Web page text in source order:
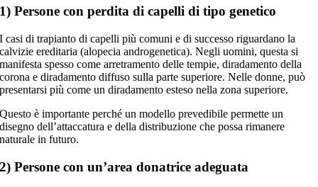
1) Persone con perdita di capelli di tipo genetico
I casi di trapianto di capelli più comuni e di successo riguardano la
calvizie ereditaria (alopecia androgenetica). Negli uomini, questa si
manifesta spesso come arretramento delle tempie, diradamento della
corona e diradamento diffuso sulla parte superiore. Nelle donne, può
presentarsi più come un diradamento esteso nella zona superiore.
Questo è importante perché un modello prevedibile permette un
disegno dell’attaccatura e della distribuzione che possa rimanere
naturale in futuro.
2) Persone con un’area donatrice adeguata